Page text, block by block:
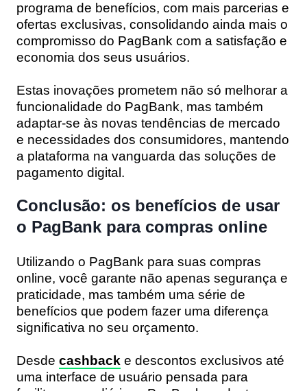
programa de benefícios, com mais parcerias e
ofertas exclusivas, consolidando ainda mais o
compromisso do PagBank com a satisfação e
economia dos seus usuários.
Estas inovações prometem não só melhorar a
funcionalidade do PagBank, mas também
adaptar-se às novas tendências de mercado
e necessidades dos consumidores, mantendo
a plataforma na vanguarda das soluções de
pagamento digital.
Conclusão: os benefícios de usar
o PagBank para compras online
Utilizando o PagBank para suas compras
online, você garante não apenas segurança e
praticidade, mas também uma série de
benefícios que podem fazer uma diferença
significativa no seu orçamento.
Desde cashback e descontos exclusivos até
uma interface de usuário pensada para